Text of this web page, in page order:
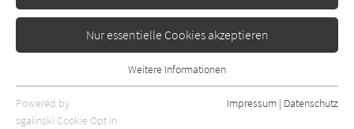
Nur essentielle Cookies akzeptieren
Essentielle Cookies werden für grundlegende Funktionen der
Webseite benötigt. Dadurch ist gewährleistet, dass die Webseite
Weitere Informationen
Powered by
sgalinski Cookie Opt In
Impressum | Datenschutz